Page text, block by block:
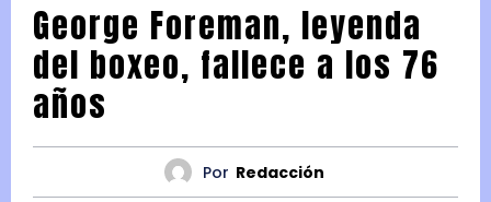
George Foreman, leyenda
del boxeo, fallece a los 76
años
Por Redacción